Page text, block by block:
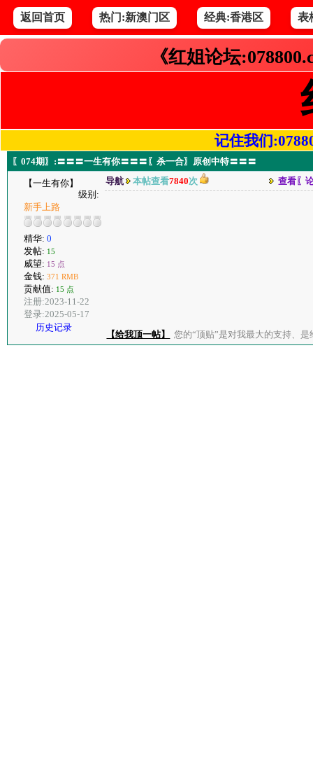
返回首页 热门:新澳门区 经典:香港区 表
《红姐论坛
记住我们
〖074期〗:〓〓〓一生有你〓〓〓〖杀一合〗原创中特〓〓〓
【一生有你】
级别:
新手上路
精华: 0
发帖: 15
威望: 15 点
金钱: 371 RMB
贡献值: 15 点
注册:2023-11-22
登录:2025-05-17
历史记录
导航 本帖查看7840次 查看〖
【给我顶一帖】 您的“顶贴”是对我最大的支持、